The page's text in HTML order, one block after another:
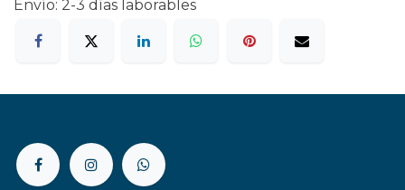
Envío: 2-3 días laborables